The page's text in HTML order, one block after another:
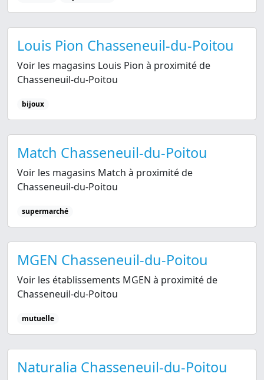
Louis Pion Chasseneuil-du-Poitou
Voir les magasins Louis Pion à proximité de
Chasseneuil-du-Poitou
bijoux
Match Chasseneuil-du-Poitou
Voir les magasins Match à proximité de
Chasseneuil-du-Poitou
supermarché
MGEN Chasseneuil-du-Poitou
Voir les établissements MGEN à proximité de
Chasseneuil-du-Poitou
mutuelle
Naturalia Chasseneuil-du-Poitou